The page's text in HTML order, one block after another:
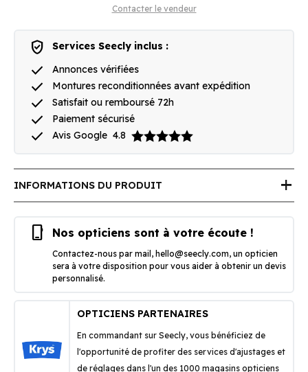
Contacter le vendeur
verified_user Services Seecly inclus :
done Annonces vérifiées
done Montures reconditionnées avant expédition
done Satisfait ou remboursé 72h
done Paiement sécurisé
done Avis Google 4.8
INFORMATIONS DU PRODUIT add
phone_iphone Nos opticiens sont à votre écoute !
Contactez-nous par mail, hello@seecly.com, un opticien
sera à votre disposition pour vous aider à obtenir un devis
personnalisé.
OPTICIENS PARTENAIRES
En commandant sur Seecly, vous bénéficiez de
l'opportunité de profiter des services d'ajustages et
de réglages dans l'un des 1000 magasins opticiens